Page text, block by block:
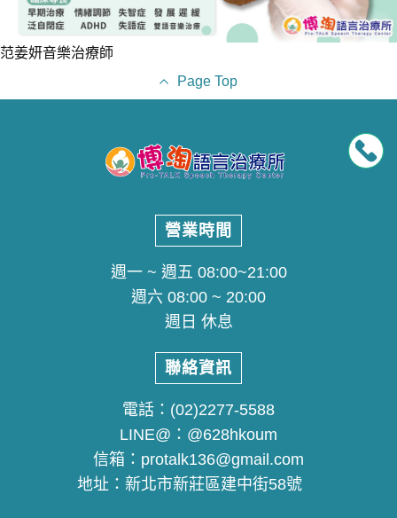
范姜妍音樂治療師
Page Top
營業時間
週一 ~ 週五 08:00~21:00
週六 08:00 ~ 20:00
週日 休息
聯絡資訊
電話： (02)2277-5588
LINE@： @628hkoum
信箱： protalk136@gmail.com
地址： 新北市新莊區建中街58號